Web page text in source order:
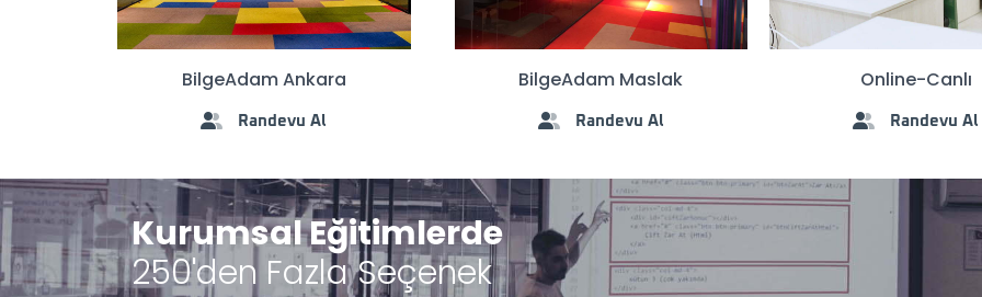
BilgeAdam Ankara
Randevu Al
BilgeAdam Maslak
Randevu Al
Online-Canlı
Randevu Al
Kurumsal Eğitimlerde
250'den Fazla Seçenek